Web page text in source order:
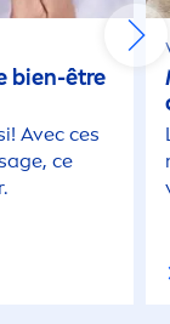
bien-être
Avec ces
ce